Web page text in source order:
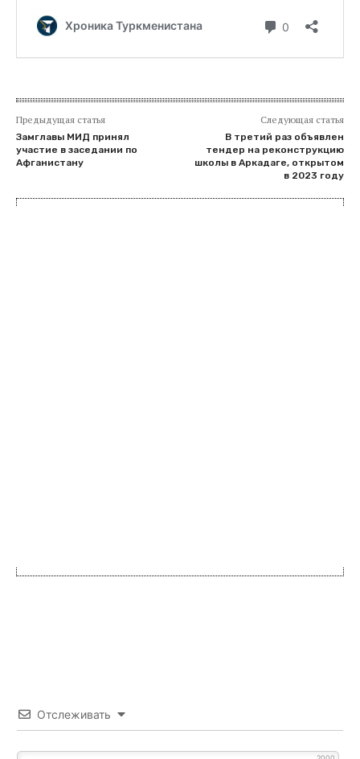
Предыдущая статья
Замглавы МИД принял
участие в заседании по
Афганистану
Следующая статья
В третий раз объявлен
тендер на реконструкцию
школы в Аркадаге, открытом
в 2023 году
Отслеживать